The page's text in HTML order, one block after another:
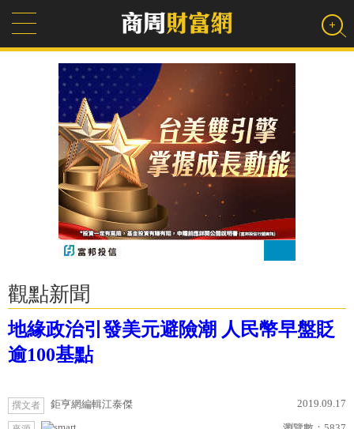
觀點新聞
地緣政治引發美元避險潮 人民幣早盤貶
逾100基點
撰文者 鉅亨網編輯江泰傑 2019.09.17